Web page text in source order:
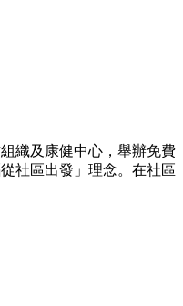
織及康健中心，舉辦免費
社區出發」理念。在社區